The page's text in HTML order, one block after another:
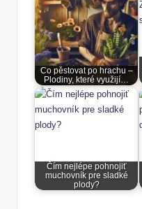
Co pěstovat po hrachu –
Plodiny, které využijí…
Čím nejlépe pohnojiť
muchovník pre sladké
plody?